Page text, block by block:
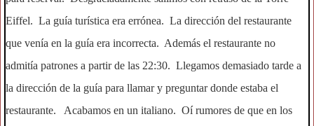
Eiffel. La guía turística era errónea. La dirección del restaurante
que venía en la guía era incorrecta. Además el restaurante no
admitía patrones a partir de las 22:30. Llegamos demasiado tarde a
la dirección de la guía para llamar y preguntar donde estaba el
restaurante. Acabamos en un italiano. Oí rumores de que en los